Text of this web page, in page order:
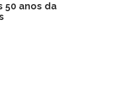
50 anos da